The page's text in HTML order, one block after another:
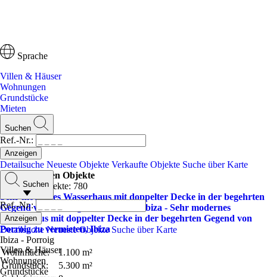
Sprache
Villen & Häuser
Wohnungen
Grundstücke
Mieten
Suchen
Ref.-Nr.:
Detailsuche Neueste Objekte Verkaufte Objekte Suche über Karte
Suchen
Ref.-Nr.:
DetailsucheNeueste ObjekteSuche über Karte
Villen & Häuser
Wohnungen
Grundstücke
Die verkauften Objekte
Verkaufte Objekte: 780
Sehr modernes Wasserhaus mit doppelter Decke in der begehrten
Gegend von Porroig zu verkaufen, Ibiza - Sehr modernes
Wasserhaus mit doppelter Decke in der begehrten Gegend von
Porroig zu vermieten, Ibiza
Ibiza - Porroig
Wohnfläche:
1.100 m²
Grundstück:
5.300 m²